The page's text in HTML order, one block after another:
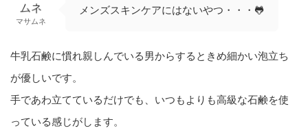
マサムネ
メンズスキンケアにはないやつ・・・🐸
牛乳石鹸に慣れ親しんでいる男からするときめ細かい泡立ち
が優しいです。
手であわ立てているだけでも、いつもよりも高級な石鹸を使
っている感じがします。